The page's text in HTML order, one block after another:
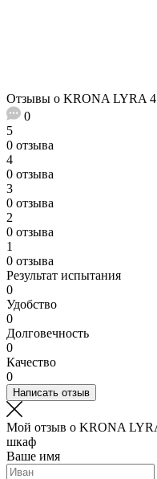
Отзывы о KRONA LYRA
0
5
0 отзыва
4
0 отзыва
3
0 отзыва
2
0 отзыва
1
0 отзыва
Результат испытания
0
Удобство
0
Долговечность
0
Качество
0
Написать отзыв
Мой отзыв о KRONA
шкаф
Ваше имя